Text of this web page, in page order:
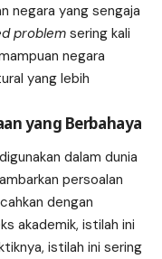
negara yang sengaja
problem sering kali
negara
yang lebih
yang Berbahaya
dalam dunia
persoalan
dengan
akademik, istilah ini
istilah ini sering